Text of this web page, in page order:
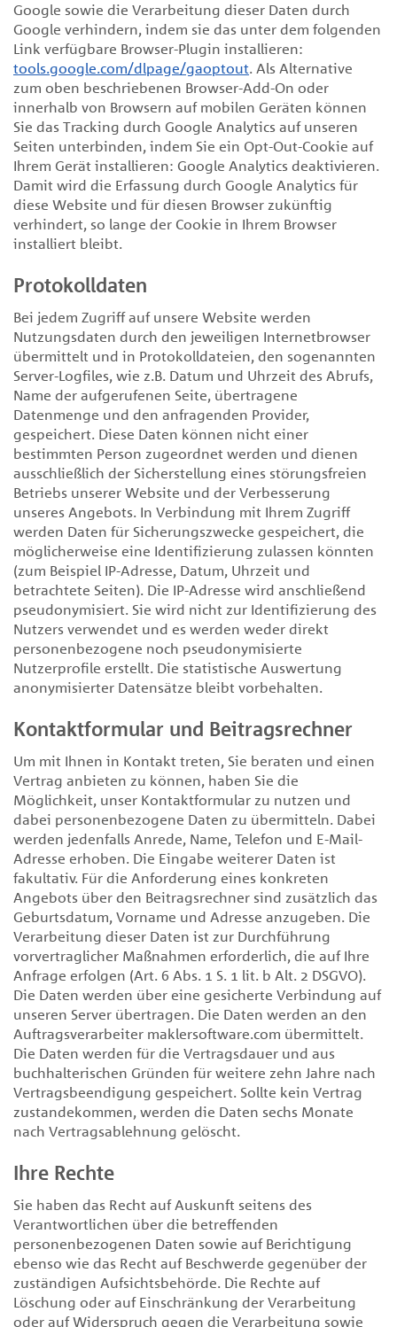
Google sowie die Verarbeitung dieser Daten durch
Google verhindern, indem sie das unter dem folgenden
Link verfügbare Browser-Plugin installieren:
tools.google.com/dlpage/gaoptout. Als Alternative
zum oben beschriebenen Browser-Add-On oder
innerhalb von Browsern auf mobilen Geräten können
Sie das Tracking durch Google Analytics auf unseren
Seiten unterbinden, indem Sie ein Opt-Out-Cookie auf
Ihrem Gerät installieren: Google Analytics deaktivieren.
Damit wird die Erfassung durch Google Analytics für
diese Website und für diesen Browser zukünftig
verhindert, so lange der Cookie in Ihrem Browser
installiert bleibt.
Protokolldaten
Bei jedem Zugriff auf unsere Website werden
Nutzungsdaten durch den jeweiligen Internetbrowser
übermittelt und in Protokolldateien, den sogenannten
Server-Logfiles, wie z.B. Datum und Uhrzeit des Abrufs,
Name der aufgerufenen Seite, übertragene
Datenmenge und den anfragenden Provider,
gespeichert. Diese Daten können nicht einer
bestimmten Person zugeordnet werden und dienen
ausschließlich der Sicherstellung eines störungsfreien
Betriebs unserer Website und der Verbesserung
unseres Angebots. In Verbindung mit Ihrem Zugriff
werden Daten für Sicherungszwecke gespeichert, die
möglicherweise eine Identifizierung zulassen könnten
(zum Beispiel IP-Adresse, Datum, Uhrzeit und
betrachtete Seiten). Die IP-Adresse wird anschließend
pseudonymisiert. Sie wird nicht zur Identifizierung des
Nutzers verwendet und es werden weder direkt
personenbezogene noch pseudonymisierte
Nutzerprofile erstellt. Die statistische Auswertung
anonymisierter Datensätze bleibt vorbehalten.
Kontaktformular und Beitragsrechner
Um mit Ihnen in Kontakt treten, Sie beraten und einen
Vertrag anbieten zu können, haben Sie die
Möglichkeit, unser Kontaktformular zu nutzen und
dabei personenbezogene Daten zu übermitteln. Dabei
werden jedenfalls Anrede, Name, Telefon und E-Mail-
Adresse erhoben. Die Eingabe weiterer Daten ist
fakultativ. Für die Anforderung eines konkreten
Angebots über den Beitragsrechner sind zusätzlich das
Geburtsdatum, Vorname und Adresse anzugeben. Die
Verarbeitung dieser Daten ist zur Durchführung
vorvertraglicher Maßnahmen erforderlich, die auf Ihre
Anfrage erfolgen (Art. 6 Abs. 1 S. 1 lit. b Alt. 2 DSGVO).
Die Daten werden über eine gesicherte Verbindung auf
unseren Server übertragen. Die Daten werden an den
Auftragsverarbeiter maklersoftware.com übermittelt.
Die Daten werden für die Vertragsdauer und aus
buchhalterischen Gründen für weitere zehn Jahre nach
Vertragsbeendigung gespeichert. Sollte kein Vertrag
zustandekommen, werden die Daten sechs Monate
nach Vertragsablehnung gelöscht.
Ihre Rechte
Sie haben das Recht auf Auskunft seitens des
Verantwortlichen über die betreffenden
personenbezogenen Daten sowie auf Berichtigung
ebenso wie das Recht auf Beschwerde gegenüber der
zuständigen Aufsichtsbehörde. Die Rechte auf
Löschung oder auf Einschränkung der Verarbeitung
oder auf Widerspruch gegen die Verarbeitung sowie